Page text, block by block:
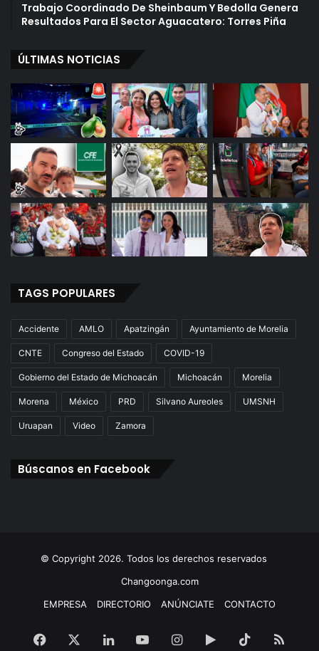
Trabajo Coordinado De Sheinbaum Y Bedolla Genera
Resultados Para El Sector Aguacatero: Torres Piña
ÚLTIMAS NOTICIAS
TAGS POPULARES
Accidente AMLO Apatzingán Ayuntamiento de Morelia
CNTE Congreso del Estado COVID-19
Gobierno del Estado de Michoacán Michoacán Morelia
Morena México PRD Silvano Aureoles UMSNH
Uruapan Video Zamora
Búscanos en Facebook
© Copyright 2026. Todos los derechos reservados
Changoonga.com
EMPRESA
DIRECTORIO ANÚNCIATE CONTACTO
Facebook LinkedInYouTubeInstagram
Google TikTok